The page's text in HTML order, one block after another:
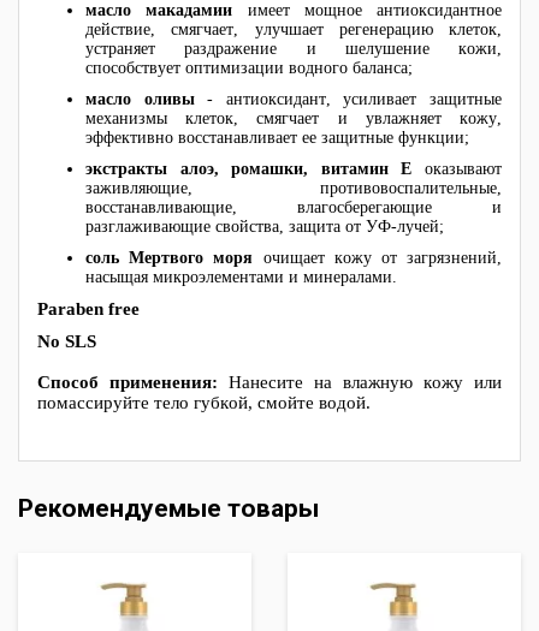
масло макадамии имеет мощное антиоксидантное
действие, смягчает, улучшает регенерацию клеток,
устраняет раздражение и шелушение кожи,
способствует оптимизации водного баланса;
масло оливы- антиоксидант, усиливает защитные
механизмы клеток, смягчает и увлажняет кожу,
эффективно восстанавливает ее защитные функции;
экстракты алоэ, ромашки, витамин Е оказывают
заживляющие, противовоспалительные,
восстанавливающие, влагосберегающие и
разглаживающие свойства, защита от УФ-лучей;
соль Мертвого моря очищает кожу от загрязнений,
насыщая микроэлементами и минералами.
Paraben free
No SLS
Способ применения: Нанесите на влажную кожу или
помассируйте тело губкой, смойте водой.
Рекомендуемые товары